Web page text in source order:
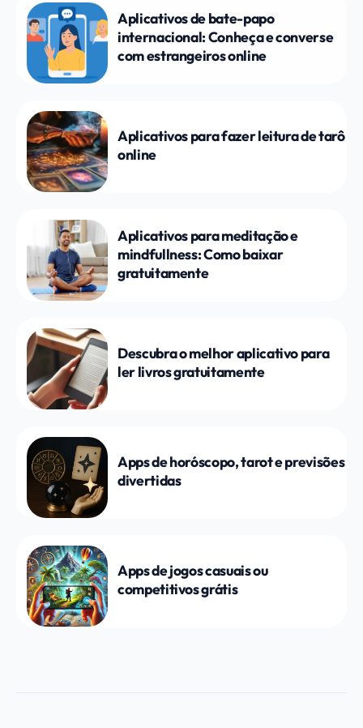
Aplicativos de bate-papo
internacional: Conheça e converse
com estrangeiros online
Aplicativos para fazer leitura de tarô
online
Aplicativos para meditação e
mindfullness: Como baixar
gratuitamente
Descubra o melhor aplicativo para
ler livros gratuitamente
Apps de horóscopo, tarot e previsões
divertidas
Apps de jogos casuais ou
competitivos grátis